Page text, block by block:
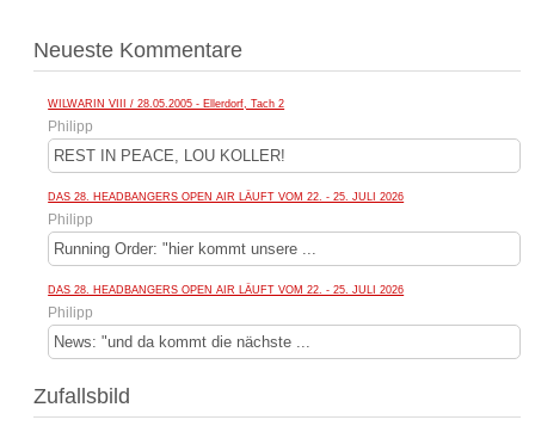
Neueste Kommentare
WILWARIN VIII / 28.05.2005 - Ellerdorf, Tach 2
Philipp
REST IN PEACE, LOU KOLLER!
DAS 28. HEADBANGERS OPEN AIR LÄUFT VOM 22. - 25. JULI 2026
Philipp
Running Order: "hier kommt unsere ...
DAS 28. HEADBANGERS OPEN AIR LÄUFT VOM 22. - 25. JULI 2026
Philipp
News: "und da kommt die nächste ...
Zufallsbild